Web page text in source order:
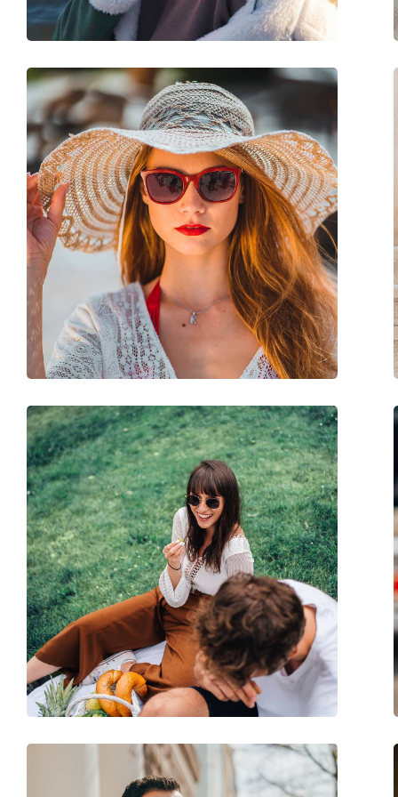
Accessoires
Étui:
Non
Tissu de nettoyage:
Oui
Autres
Sexe:
Pour hommes
Catégorie:
Lunettes de soleil
Marque:
Arnette
Utilisation:
Sport
Sport:
Course à pied,
Code:
0AN 4182 219687 62
Disponible avec correction:
Non